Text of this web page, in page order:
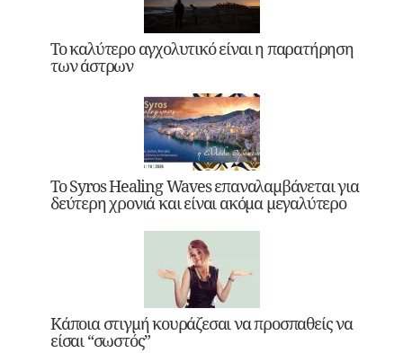
Το καλύτερο αγχολυτικό είναι η παρατήρηση
των άστρων
Το Syros Healing Waves επαναλαμβάνεται για
δεύτερη χρονιά και είναι ακόμα μεγαλύτερο
Κάποια στιγμή κουράζεσαι να προσπαθείς να
είσαι “σωστός”